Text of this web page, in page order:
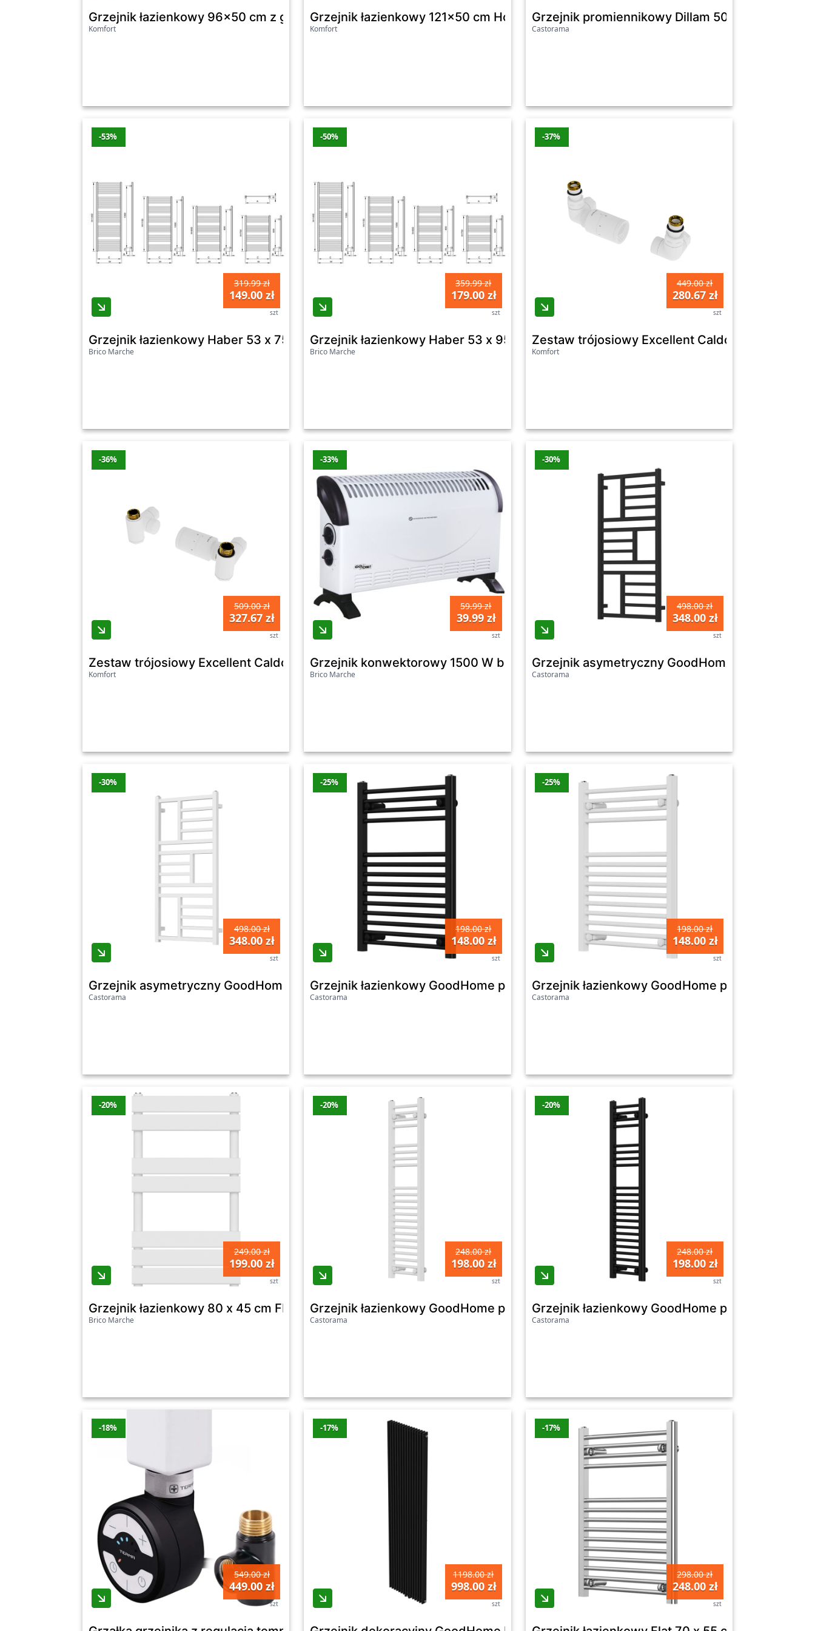
Promocje z ostatnich 7 dni
Grzejnik dekoracyjny Kensal x cm biały
-100 zł
Zobacz wszystkie oferty promocyjne poniżej.
Grzejnik łazienkowy 96x50 cm z grzałką elektryczną 400W Horos Excellent biały soft GREX.HO96.SET.WH
Komfort
Grzejnik łazienkowy 121x50 cm Horos Excellent biały soft GREX.HO121.WH
Komfort
Grzejnik promiennikowy Dillam 500 W biały
Castorama
-53%
319.99 zł
149.00 zł
szt
Grzejnik łazienkowy Haber 53 x 75 cm biały 9016 mat 1, 4, 5, 8 ENIX
Brico Marche
-50%
359.99 zł
179.00 zł
szt
Grzejnik łazienkowy Haber 53 x 95 cm biały 9016 mat 1, 4, 5, 8 ENIX
Brico Marche
-37%
449.00 zł
280.67 zł
szt
Zestaw trójosiowy Excellent Caldo z głowicą
Komfort
-36%
509.00 zł
327.67 zł
szt
Zestaw trójosiowy Excellent Caldo z głowicą termostatyczną z opcją montażu grzałki prawy biały mat GREX.CA10.P.TTG.WH
Komfort
-33%
59.99 zł
39.99 zł
szt
Grzejnik konwektorowy 1500 W bialy
Brico Marche
-30%
498.00 zł
348.00 zł
szt
Grzejnik asymetryczny GoodHome Arundel 100
Castorama
-30%
498.00 zł
348.00 zł
szt
Grzejnik asymetryczny GoodHome Arundel 100 x 50 cm biały
Castorama
-25%
198.00 zł
148.00 zł
szt
Grzejnik łazienkowy GoodHome płaski 70 x 55 cm czarny
Castorama
-25%
198.00 zł
148.00 zł
szt
Grzejnik łazienkowy GoodHome płaski 70 x 55
Castorama
-20%
249.00 zł
199.00 zł
szt
Grzejnik łazienkowy 80 x 45 cm FLAT HOR MONO biały mat GO/ON!
Brico Marche
-20%
248.00 zł
198.00 zł
szt
Grzejnik łazienkowy GoodHome płaski 110 x 30 cm biały
Castorama
-20%
248.00 zł
198.00 zł
szt
Grzejnik łazienkowy GoodHome płaski 110 x 30
Castorama
-18%
549.00 zł
449.00 zł
szt
-17%
1198.00 zł
998.00 zł
szt
-17%
298.00 zł
248.00 zł
szt